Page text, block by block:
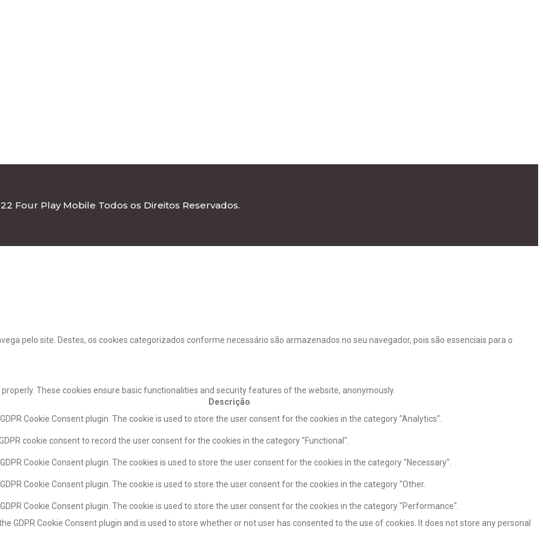
Four Play Mobile Todos os Direitos Reservados.
pelo site. Destes, os cookies categorizados conforme necessário são armazenados no seu navegador, pois são essenciais para o
These cookies ensure basic functionalities and security features of the website, anonymously.
Descrição
Cookie Consent plugin. The cookie is used to store the user consent for the cookies in the category "Analytics".
cookie consent to record the user consent for the cookies in the category "Functional".
Cookie Consent plugin. The cookies is used to store the user consent for the cookies in the category "Necessary".
Cookie Consent plugin. The cookie is used to store the user consent for the cookies in the category "Other.
Cookie Consent plugin. The cookie is used to store the user consent for the cookies in the category "Performance".
GDPR Cookie Consent plugin and is used to store whether or not user has consented to the use of cookies. It does not store any personal